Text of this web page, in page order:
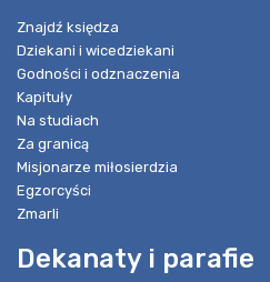
Znajdź księdza
Dziekani i wicedziekani
Godności i odznaczenia
Kapituły
Na studiach
Za granicą
Misjonarze miłosierdzia
Egzorcyści
Zmarli
Dekanaty i parafie